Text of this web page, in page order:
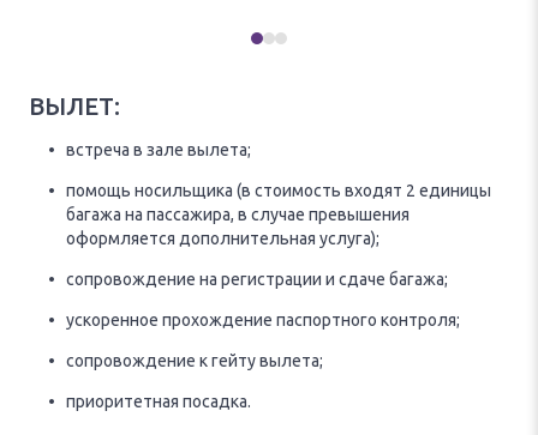
ВЫЛЕТ:
встреча в зале вылета;
помощь носильщика (в стоимость входят 2 единицы
багажа на пассажира, в случае превышения
оформляется дополнительная услуга);
сопровождение на регистрации и сдаче багажа;
ускоренное прохождение паспортного контроля;
сопровождение к гейту вылета;
приоритетная посадка.